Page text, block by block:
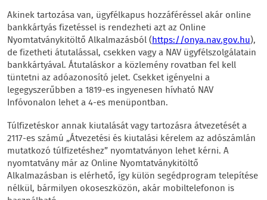
Akinek tartozása van, ügyfélkapus hozzáféréssel akár online
bankkártyás fizetéssel is rendezheti azt az Online
Nyomtatványkitöltő Alkalmazásból (https://onya.nav.gov.hu),
de fizetheti átutalással, csekken vagy a NAV ügyfélszolgálatain
bankkártyával. Átutaláskor a közlemény rovatban fel kell
tüntetni az adóazonosító jelet. Csekket igényelni a
legegyszerűbben a 1819-es ingyenesen hívható NAV
Infóvonalon lehet a 4-es menüpontban.
Túlfizetéskor annak kiutalását vagy tartozásra átvezetését a
2117-es számú „Átvezetési és kiutalási kérelem az adószámlán
mutatkozó túlfizetéshez” nyomtatványon lehet kérni. A
nyomtatvány már az Online Nyomtatványkitöltő
Alkalmazásban is elérhető, így külön segédprogram telepítése
nélkül, bármilyen okoseszközön, akár mobiltelefonon is